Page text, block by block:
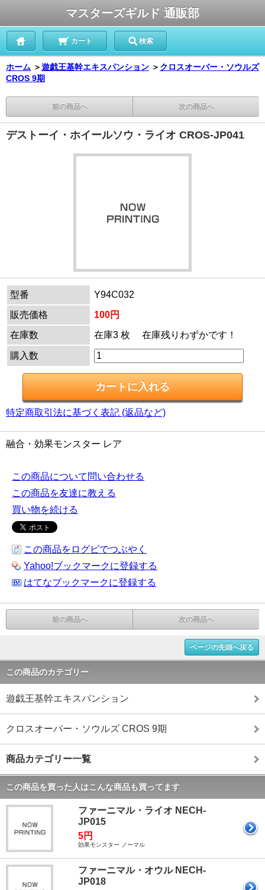
マスターズギルド 通販部
カート 検索
ホーム ＞遊戯王基幹エキスパンション ＞ クロスオーバー・ソウルズ
CROS 9期
前の商品へ 次の商品へ
デストーイ・ホイールソウ・ライオ CROS-JP041
型番
Y94C032
販売価格
100円
在庫数
在庫3 枚 在庫残りわずかです！
購入数
特定商取引法に基づく表記 (返品など)
融合・効果モンスター レア
この商品について問い合わせる
この商品を友達に教える
買い物を続ける
この商品をログピでつぶやく
Yahoo!ブックマークに登録する
はてなブックマークに登録する
前の商品へ 次の商品へ
ページの先頭へ戻る
この商品のカテゴリー
遊戯王基幹エキスパンション
クロスオーバー・ソウルズ CROS 9期
商品カテゴリー一覧
この商品を買った人はこんな商品も買ってます
ファーニマル・ライオ NECH-
JP015
5円
効果モンスター ノーマル
ファーニマル・オウル NECH-
JP018